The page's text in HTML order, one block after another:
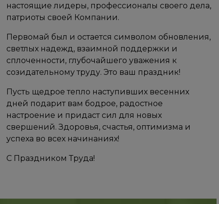
настоящие лидеры, профессионалы своего дела,
патриоты своей Компании.
Первомай был и остается символом обновления,
светлых надежд, взаимной поддержки и
сплоченности, глубочайшего уважения к
созидательному труду. Это ваш праздник!
Пусть щедрое тепло наступивших весенних
дней подарит вам бодрое, радостное
настроение и придаст сил для новых
свершений. Здоровья, счастья, оптимизма и
успеха во всех начинаниях!
С Праздником Труда!